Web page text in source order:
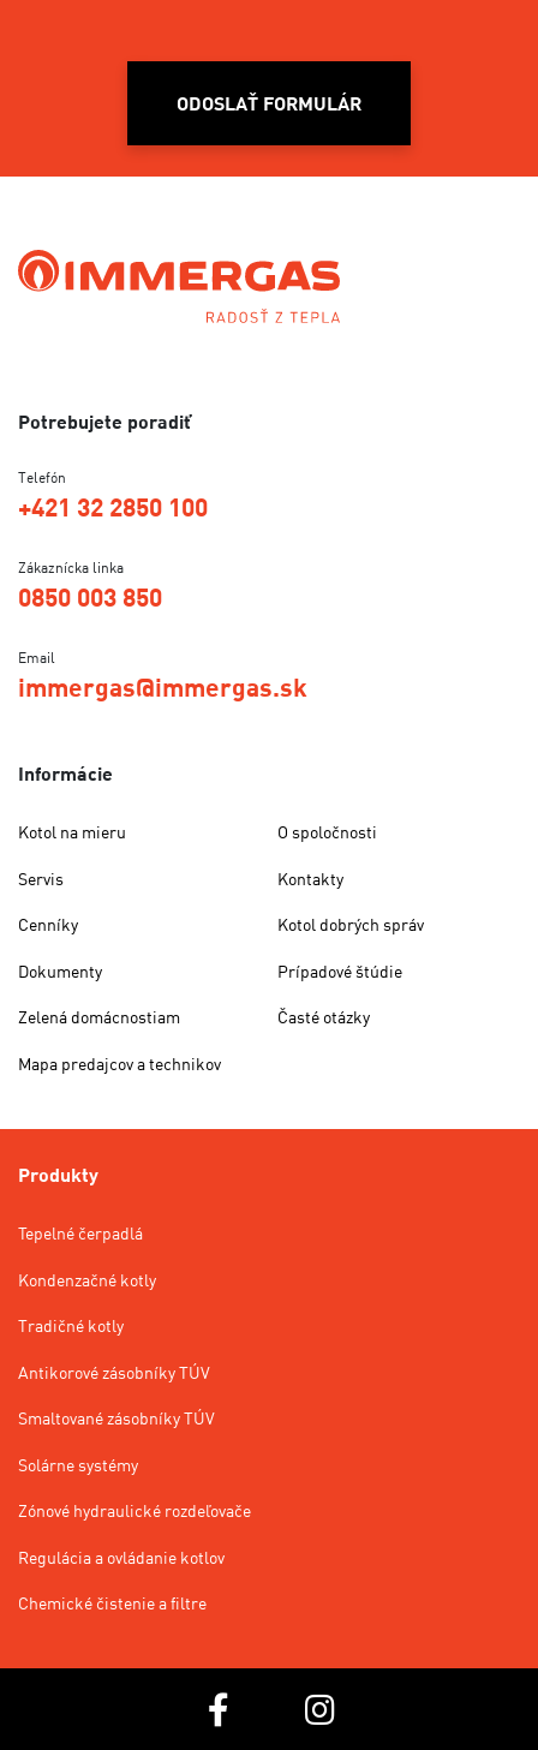
ODOSLAŤ FORMULÁR
Potrebujete poradiť
Telefón
+421 32 2850 100
Zákaznícka linka
0850 003 850
Email
immergas@immergas.sk
Informácie
Kotol na mieru
Servis
Cenníky
Dokumenty
Zelená domácnostiam
Mapa predajcov a technikov
O spoločnosti
Kontakty
Kotol dobrých správ
Prípadové štúdie
Časté otázky
Produkty
Tepelné čerpadlá
Kondenzačné kotly
Tradičné kotly
Antikorové zásobníky TÚV
Smaltované zásobníky TÚV
Solárne systémy
Zónové hydraulické rozdeľovače
Regulácia a ovládanie kotlov
Chemické čistenie a filtre